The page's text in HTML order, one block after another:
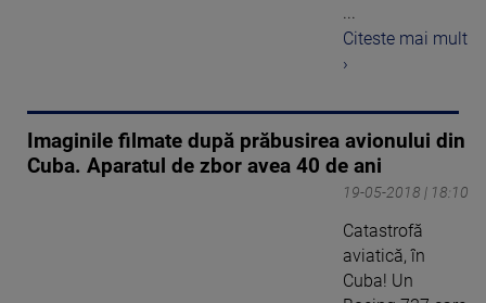
Citeste mai mult
›
Imaginile filmate după prăbusirea avionului din
Cuba. Aparatul de zbor avea 40 de ani
19-05-2018 | 18:10
Catastrofă
aviatică, în
Cuba! Un